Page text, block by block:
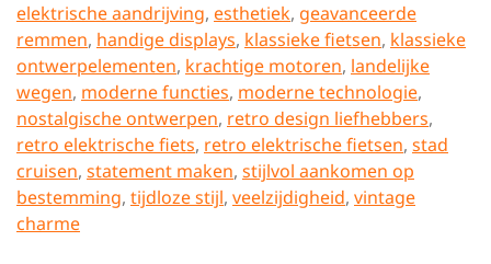
elektrische aandrijving, esthetiek, geavanceerde
remmen, handige displays, klassieke fietsen, klassieke
ontwerpelementen, krachtige motoren, landelijke
wegen, moderne functies, moderne technologie,
nostalgische ontwerpen, retro design liefhebbers,
retro elektrische fiets, retro elektrische fietsen, stad
cruisen, statement maken, stijlvol aankomen op
bestemming, tijdloze stijl, veelzijdigheid, vintage
charme